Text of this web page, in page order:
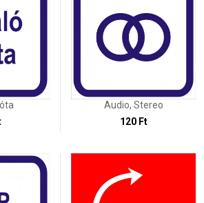
Audio, Stereo
120 Ft